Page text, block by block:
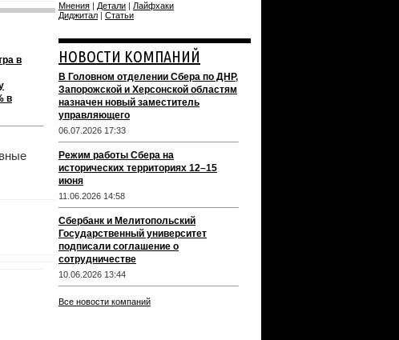
в
в
Мнения | Детали | Лайфхаки
Диджитал | Статьи
НОВОСТИ КОМПАНИЙ
В Головном отделении Сбера по ДНР,
Запорожской и Херсонской областям
назначен новый заместитель
управляющего
06.07.2026 17:33
Режим работы Сбера на
исторических территориях 12–15
июня
11.06.2026 14:58
Сбербанк и Мелитопольский
Государственный университет
подписали соглашение о
сотрудничестве
10.06.2026 13:44
Все новости компаний